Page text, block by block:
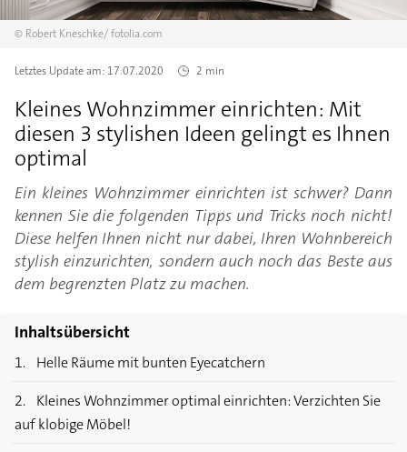
© Robert Kneschke/fotolia.com
Letztes Update am: 17.07.2020 2 min
Kleines Wohnzimmer einrichten: Mit
diesen 3 stylishen Ideen gelingt es Ihnen
optimal
Ein kleines Wohnzimmer einrichten ist schwer? Dann
kennen Sie die folgenden Tipps und Tricks noch nicht!
Diese helfen Ihnen nicht nur dabei, Ihren Wohnbereich
stylish einzurichten, sondern auch noch das Beste aus
dem begrenzten Platz zu machen.
Inhaltsübersicht
1. Helle Räume mit bunten Eyecatchern
2. Kleines Wohnzimmer optimal einrichten: Verzichten Sie
auf klobige Möbel!